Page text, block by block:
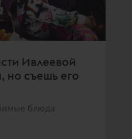
Ивлеевой
но съешь его
блюда